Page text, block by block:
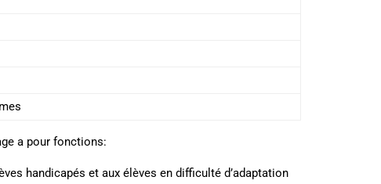
a pour fonctions:
handicapés et aux élèves en difficulté d’adaptation